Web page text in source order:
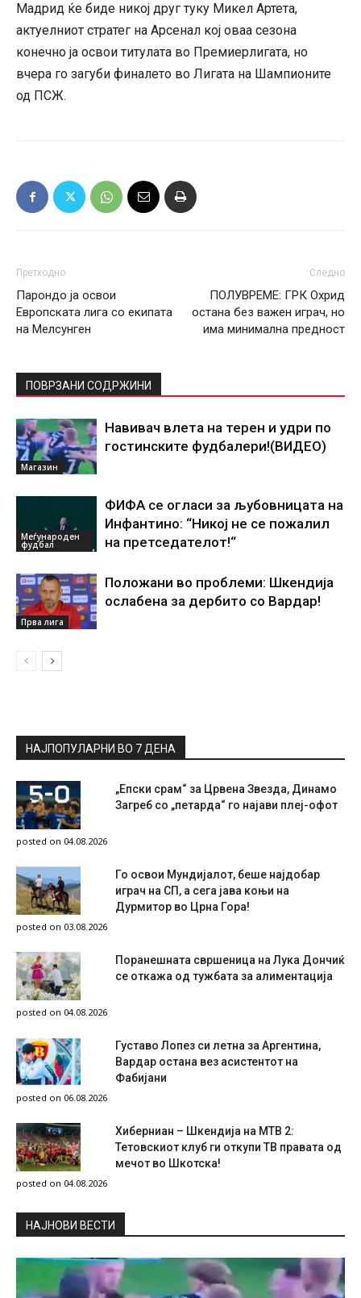
Мадрид ќе биде никој друг туку Микел Артета,
актуелниот стратег на Арсенал кој оваа сезона
конечно ја освои титулата во Премиерлигата, но
вчера го загуби финалето во Лигата на Шампионите
од ПСЖ.
Претходно
Парондо ја освои
Европската лига со екипата
на Мелсунген
Следно
ПОЛУВРЕМЕ: ГРК Охрид
остана без важен играч, но
има минимална предност
ПОВРЗАНИ СОДРЖИНИ
Магазин
Навивач влета на терен и удри по
гостинските фудбалери!(ВИДЕО)
Меѓународен
фудбал
ФИФА се огласи за љубовницата на
Инфантино: “Никој не се пожалил
на претседателот!“
Прва лига
Положани во проблеми: Шкендија
ослабена за дербито со Вардар!
НАЈПОПУЛАРНИ ВО 7 ДЕНА
„Епски срам“ за Црвена Звезда, Динамо
Загреб со „петарда“ го најави плеј-офот
posted on 04.08.2026
Го освои Мундијалот, беше најдобар
играч на СП, а сега јава коњи на
Дурмитор во Црна Гора!
posted on 03.08.2026
Поранешната свршеница на Лука Дончиќ
се откажа од тужбата за алиментација
posted on 04.08.2026
Густаво Лопез си летна за Аргентина,
Вардар остана вез асистентот на
Фабијани
posted on 06.08.2026
Хиберниан – Шкендија на МТВ 2:
Тетовскиот клуб ги откупи ТВ правата од
мечот во Шкотска!
posted on 04.08.2026
НAЈНОВИ ВЕСТИ